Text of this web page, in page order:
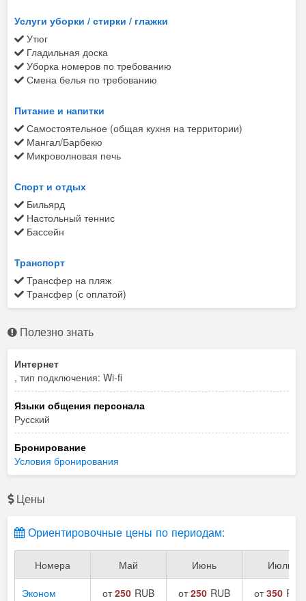
Услуги уборки / стирки / глажки
Утюг
Гладильная доска
Уборка номеров по требованию
Смена белья по требованию
Питание и напитки
Самостоятельное (общая кухня на территории)
Мангал/Барбекю
Микроволновая печь
Спорт и отдых
Бильярд
Настольный теннис
Бассейн
Транспорт
Трансфер на пляж
Трансфер (с оплатой)
Полезно знать
Интернет
, тип подключения: Wi-fi
Языки общения персонала
Русский
Бронирование
Условия бронирования
Цены
Ориентировочные цены по периодам:
Номера Май Июнь Июль
Эконом от250 RUB от250 RUB от350 RUB